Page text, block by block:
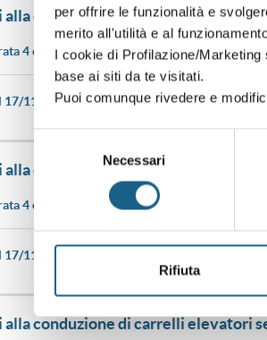
per offrire le funzionalità e
merito all'utilità e al
I cookie di Profilazione/
base ai siti da te visitati.
Puoi comunque rivedere e
Selezione
Necessari
Rifiuta
alla conduzione di carrelli elevatori
4 ore
17/11/2026al 17/11/2026 DATE
alla conduzione di carrelli elevatori
4 ore
17/11/2026
alla conduzione di carrelli elevatori